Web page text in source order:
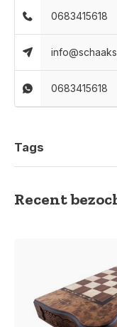
0683415618
0683415618
Tags
Recent